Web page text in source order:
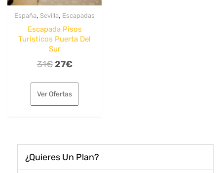
España, Sevilla, Escapadas
Escapada Pisos
Turisticos Puerta Del
Sur
31€ El
original
era:
27€El
es:
Ver Ofertas
¿Quieres Un Plan?